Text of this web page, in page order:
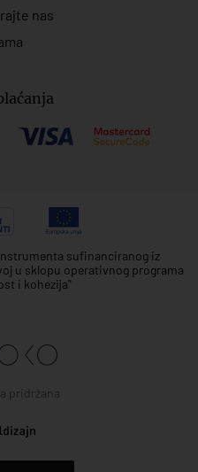
nas
sufinanciranog iz
u sklopu operativnog programa
i kohezija"
pridržana